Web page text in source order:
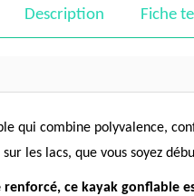
Description Fiche
qui combine polyvalence,
les lacs, que vous soyez
ce kayak gonflable